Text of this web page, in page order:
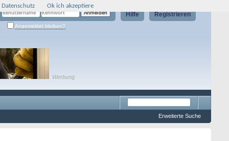
Registrieren
Hilfe
Angemeldet bleiben?
Werbung
Erweiterte Suche
Ok ich akzeptiere